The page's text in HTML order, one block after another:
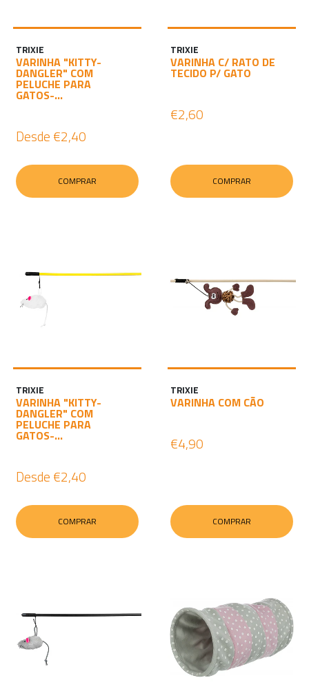
TRIXIE
VARINHA "KITTY-
DANGLER" COM
PELUCHE PARA
GATOS-...
Desde €2,40
COMPRAR
TRIXIE
VARINHA C/ RATO DE
TECIDO P/ GATO
€2,60
COMPRAR
TRIXIE
VARINHA "KITTY-
DANGLER" COM
PELUCHE PARA
GATOS-...
Desde €2,40
COMPRAR
TRIXIE
VARINHA COM CÃO
€4,90
COMPRAR